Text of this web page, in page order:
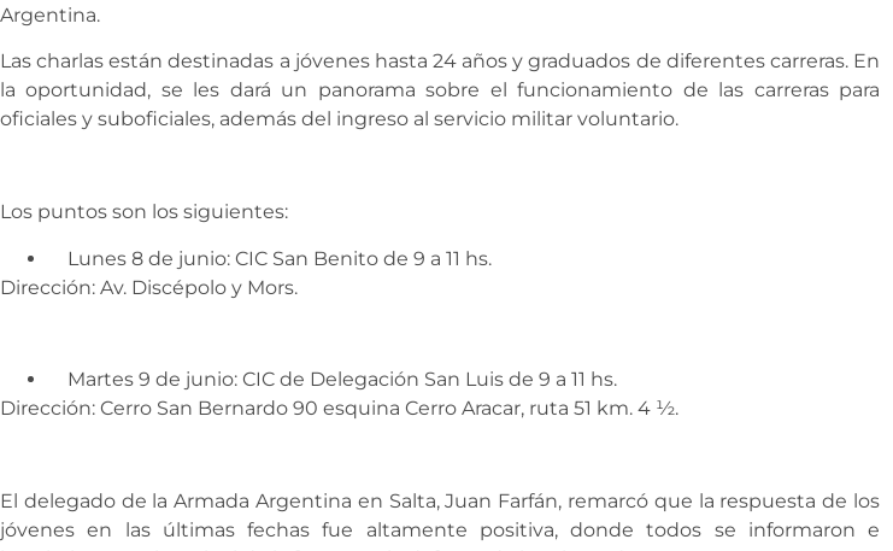
Argentina.
Las charlas están destinadas a jóvenes hasta 24 años y graduados de diferentes carreras. En
la oportunidad, se les dará un panorama sobre el funcionamiento de las carreras para
oficiales y suboficiales, además del ingreso al servicio militar voluntario.
Los puntos son los siguientes:
Lunes 8 de junio: CIC San Benito de 9 a 11 hs.
Dirección: Av. Discépolo y Mors.
Martes 9 de junio: CIC de Delegación San Luis de 9 a 11 hs.
Dirección: Cerro San Bernardo 90 esquina Cerro Aracar, ruta 51 km. 4 ½.
El delegado de la Armada Argentina en Salta, Juan Farfán, remarcó que la respuesta de los
jóvenes en las últimas fechas fue altamente positiva, donde todos se informaron e